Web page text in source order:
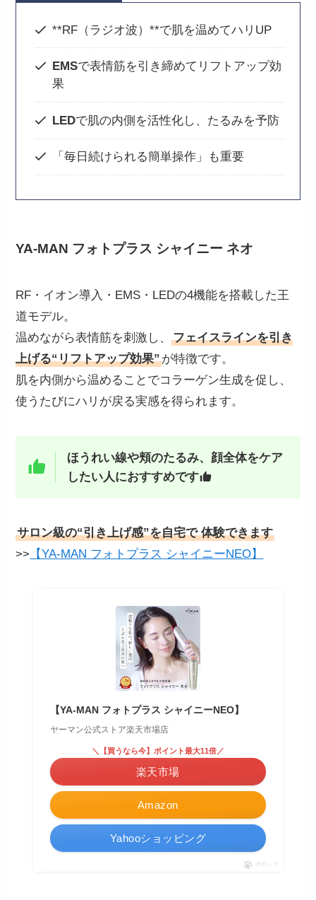
**RF（ラジオ波）**で肌を温めてハリUP
EMSで表情筋を引き締めてリフトアップ効
果
LEDで肌の内側を活性化し、たるみを予防
「毎日続けられる簡単操作」も重要
YA-MAN フォトプラス シャイニー ネオ
RF・イオン導入・EMS・LEDの4機能を搭載した王
道モデル。
温めながら表情筋を刺激し、フェイスラインを引き
上げる“リフトアップ効果”が特徴です。
肌を内側から温めることでコラーゲン生成を促し、
使うたびにハリが戻る実感を得られます。
ほうれい線や頬のたるみ、顔全体をケア
したい人におすすめです
サロン級の“引き上げ感”を自宅で 体験できます
>> 【YA-MAN フォトプラス シャイニーNEO】
【YA-MAN フォトプラス シャイニーNEO】
ヤーマン公式ストア楽天市場店
Amazon
＼【買うなら今】ポイント最大11倍／
楽天市場
Yahooショッピング
ポチップ